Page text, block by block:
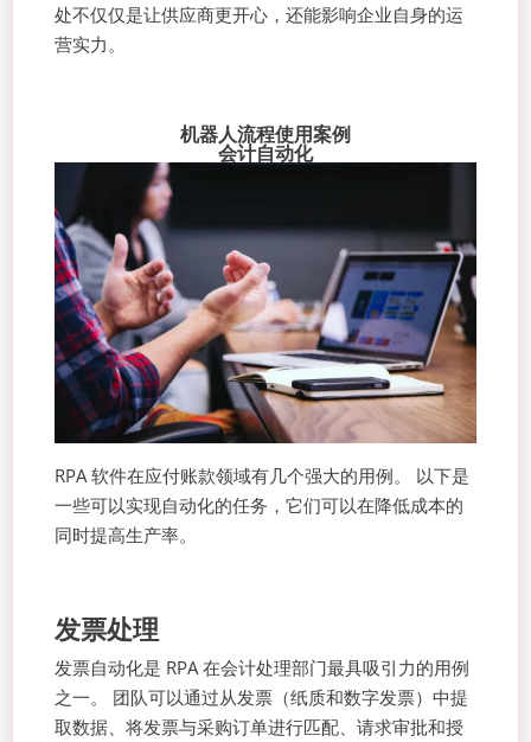
处不仅仅是让供应商更开心，还能影响企业自身的运
营实力。
机器人流程使用案例
会计自动化
RPA 软件在应付账款领域有几个强大的用例。 以下是
一些可以实现自动化的任务，它们可以在降低成本的
同时提高生产率。
发票处理
发票自动化是 RPA 在会计处理部门最具吸引力的用例
之一。 团队可以通过从发票（纸质和数字发票）中提
取数据、将发票与采购订单进行匹配、请求审批和授